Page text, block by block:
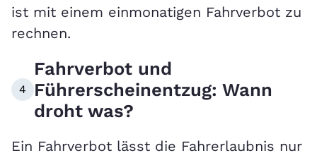
ist mit einem einmonatigen Fahrverbot zu
rechnen.
4
Fahrverbot und
Führerscheinentzug: Wann
droht was?
Ein Fahrverbot lässt die Fahrerlaubnis nur